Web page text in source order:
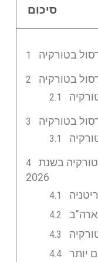
סיכום
בטורקיה
בטורקיה
בשנת
2026
יותר